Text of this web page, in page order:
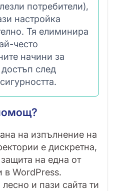
потребители),
настройка
Тя елиминира
често
начини за
след
на изпълнение на
е дискретна,
на една от
в WordPress.
и пази сайта ти